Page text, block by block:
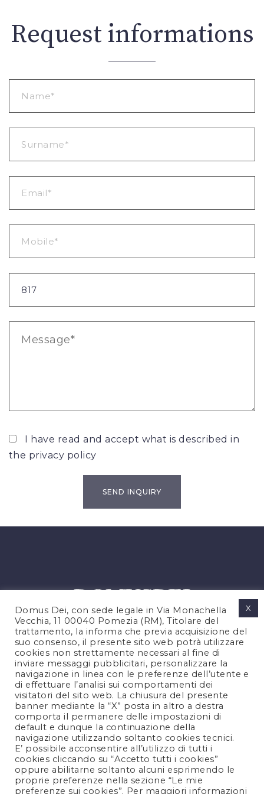
Request informations
I have read and accept what is described in
the privacy policy
PRIVACY POLICY
COOKIES POLICY
LEGAL NOTES
CONTACTS
FOLLOW US
Domus Dei, con sede legale in Via Monachella
Vecchia, 11 00040 Pomezia (RM), Titolare del
trattamento, la informa che previa acquisizione del
suo consenso, il presente sito web potrà utilizzare
cookies non strettamente necessari al fine di
inviare messaggi pubblicitari, personalizzare la
navigazione in linea con le preferenze dell’utente e
di effettuare l’analisi sui comportamenti dei
visitatori del sito web. La chiusura del presente
banner mediante la “X” posta in altro a destra
comporta il permanere delle impostazioni di
default e dunque la continuazione della
navigazione utilizzando soltanto cookies tecnici.
E’ possibile acconsentire all’utilizzo di tutti i
cookies cliccando su “Accetto tutti i cookies”
oppure abilitarne soltanto alcuni esprimendo le
proprie preferenze nella sezione “Le mie
preferenze sui cookies”. Per maggiori informazioni
X